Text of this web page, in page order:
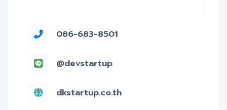
086-683-8501
@devstartup
dkstartup.co.th